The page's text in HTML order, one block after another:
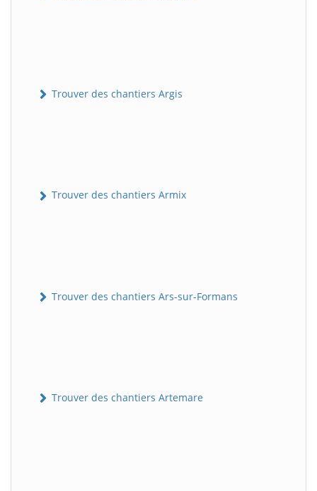
Trouver des chantiers Argis
Trouver des chantiers Armix
Trouver des chantiers Ars-sur-Formans
Trouver des chantiers Artemare